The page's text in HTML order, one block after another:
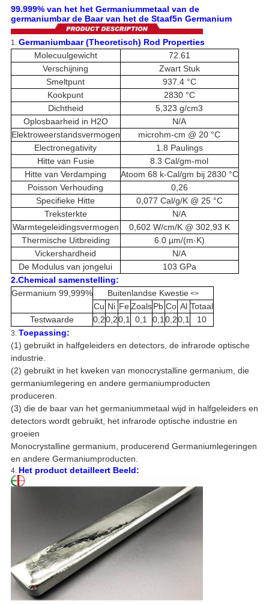
99.999% van het het Germaniummetaal van de
germaniumbar de Baar van het de Staaf5n Germanium
1. Germaniumbaar (Theoretisch) Rod Properties
Molecuulgewicht
72.61
Verschijning
Zwart Stuk
Smeltpunt
937.4 °C
Kookpunt
2830 °C
Dichtheid
5,323 g/cm3
Oplosbaarheid in H2O
N/A
Elektroweerstandsvermogen
microhm-cm @ 20 °C
Electronegativity
1.8 Paulings
Hitte van Fusie
8.3 Cal/gm-mol
Hitte van Verdamping
Atoom 68 k-Cal/gm bij 2830 °C
Poisson Verhouding
0,26
Specifieke Hitte
0,077 Cal/g/K @ 25 °C
Treksterkte
N/A
Warmtegeleidingsvermogen
0,602 W/cm/K @ 302,93 K
Thermische Uitbreiding
6.0 µm/(m·K)
Vickershardheid
N/A
De Modulus van jongelui
103 GPa
2.Chemical samenstelling:
Germanium 99,999%
Buitenlandse Kwestie<>
Cu Ni FeZoalsPb Co Al Totaal
Testwaarde
0,20,20,1 0,1 0,1 0,20,1 10
3. Toepassing:
(1) gebruikt in halfgeleiders en detectors, de infrarode optische
industrie.
(2) gebruikt in het kweken van monocrystalline germanium, die
germaniumlegering en andere germaniumproducten
produceren.
(3) die de baar van het germaniummetaal wijd in halfgeleiders en
detectors wordt gebruikt, het infrarode optische industrie en
groeien
Monocrystalline germanium, producerend Germaniumlegeringen
en andere Germaniumproducten.
4. Het product detailleert Beeld: